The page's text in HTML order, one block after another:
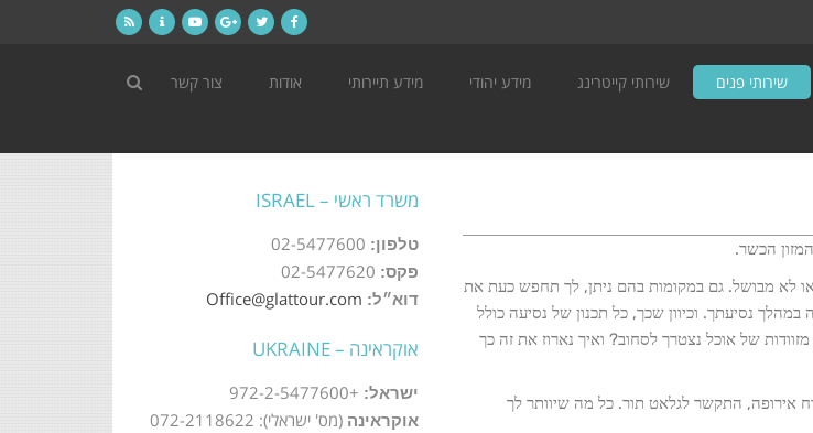
שירותי פנים שירותי קייטרינג מידע יהודי מידע תיירותי אודות צור קשר
הכשר.
לא מבושל. גם במקומות בהם ניתן, לך תחפש כעת את
נסיעתך. וכיוון שכך, כל תכנון של נסיעה כולל
של אוכל נצטרך לסחוב? ואיך נארוז את זה כך
אירופה, התקשר לגלאט תור. כל מה שיוותר לך
משרד ראשי – ISRAEL
טלפון:
פקס:
דוא״ל: Office@glattour.com
אוקראינה – UKRAINE
ישראל: +972-2-5477600
אוקראינה (מס' ישראלי): 072-2118622